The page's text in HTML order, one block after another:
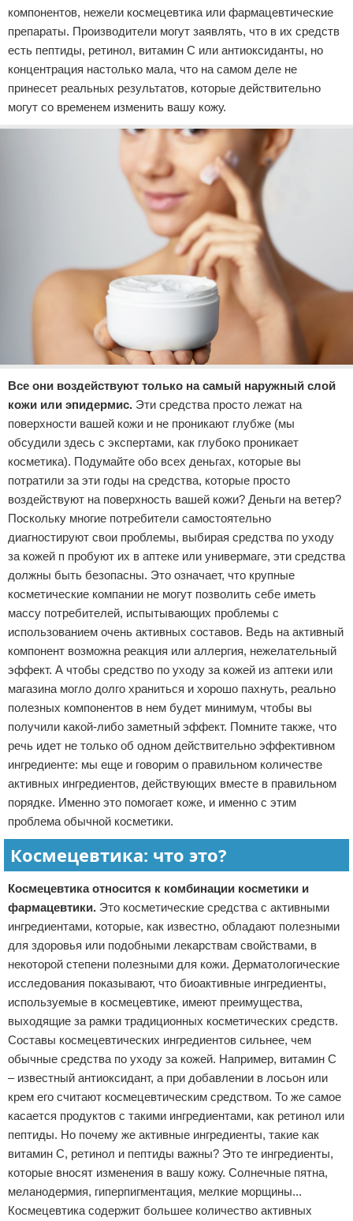
компонентов, нежели космецевтика или фармацевтические
препараты. Производители могут заявлять, что в их средств
есть пептиды, ретинол, витамин С или антиоксиданты, но
концентрация настолько мала, что на самом деле не
принесет реальных результатов, которые действительно
могут со временем изменить вашу кожу.
Все они воздействуют только на самый наружный слой
кожи или эпидермис. Эти средства просто лежат на
поверхности вашей кожи и не проникают глубже (мы
обсудили здесь с экспертами, как глубоко проникает
косметика). Подумайте обо всех деньгах, которые вы
потратили за эти годы на средства, которые просто
воздействуют на поверхность вашей кожи? Деньги на ветер?
Поскольку многие потребители самостоятельно
диагностируют свои проблемы, выбирая средства по уходу
за кожей п пробуют их в аптеке или универмаге, эти средства
должны быть безопасны. Это означает, что крупные
косметические компании не могут позволить себе иметь
массу потребителей, испытывающих проблемы с
использованием очень активных составов. Ведь на активный
компонент возможна реакция или аллергия, нежелательный
эффект. А чтобы средство по уходу за кожей из аптеки или
магазина могло долго храниться и хорошо пахнуть, реально
полезных компонентов в нем будет минимум, чтобы вы
получили какой-либо заметный эффект. Помните также, что
речь идет не только об одном действительно эффективном
ингредиенте: мы еще и говорим о правильном количестве
активных ингредиентов, действующих вместе в правильном
порядке. Именно это помогает коже, и именно с этим
проблема обычной косметики.
Космецевтика: что это?
Космецевтика относится к комбинации косметики и
фармацевтики. Это косметические средства с активными
ингредиентами, которые, как известно, обладают полезными
для здоровья или подобными лекарствам свойствами, в
некоторой степени полезными для кожи. Дерматологические
исследования показывают, что биоактивные ингредиенты,
используемые в космецевтике, имеют преимущества,
выходящие за рамки традиционных косметических средств.
Составы космецевтических ингредиентов сильнее, чем
обычные средства по уходу за кожей. Например, витамин С
– известный антиоксидант, а при добавлении в лосьон или
крем его считают космецевтическим средством. То же самое
касается продуктов с такими ингредиентами, как ретинол или
пептиды. Но почему же активные ингредиенты, такие как
витамин С, ретинол и пептиды важны? Это те ингредиенты,
которые вносят изменения в вашу кожу. Солнечные пятна,
меланодермия, гиперпигментация, мелкие морщины...
Космецевтика содержит большее количество активных